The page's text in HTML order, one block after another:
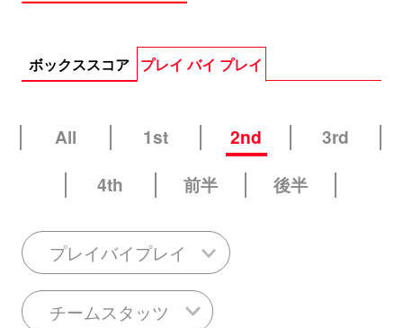
ボックススコア プレイ バイ プレイ
All 1st 2nd
3rd
4th
前半 後半
プレイバイプレイ
チームスタッツ